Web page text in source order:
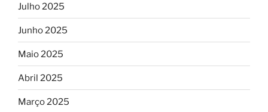
Julho 2025
Junho 2025
Maio 2025
Abril 2025
Março 2025